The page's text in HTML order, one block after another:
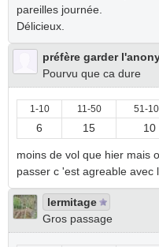
pareilles journée.
Délicieux.
préfère garder
Pourvu que ca dure
1-10 11-50 51-
6 15 10
moins de vol que hier mais
passer c 'est agreable avec
lermitage
Gros passage